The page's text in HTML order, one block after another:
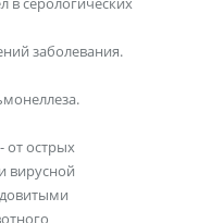
заболевания.
от острых
вирусной